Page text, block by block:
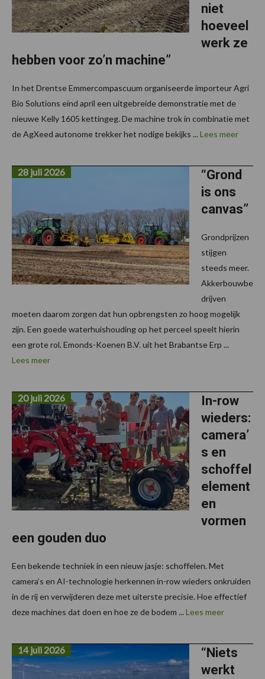
niet
hoeveel
werk ze
hebben voor zo’n machine”
In het Drentse Emmercompascuum organiseerde importeur Agri
Bio Solutions eind april een uitgebreide demonstratie met de
nieuwe Kelly 1605 kettingeg. De machine trok in combinatie met
de AgXeed autonome trekker het nodige bekijks ... Lees meer
“Grond
is ons
canvas”
28 juli 2026
Grondprijzen
stijgen
steeds meer.
Akkerbouwbe
drijven
moeten daarom zorgen dat hun opbrengsten zo hoog mogelijk
zijn. Een goede waterhuishouding op het perceel speelt hierin
een grote rol. Emonds-Koenen B.V. uit het Brabantse Erp ...
Lees meer
In-row
wieders:
camera’
s en
schoffel
element
en
vormen
een gouden duo
20 juli 2026
Een bekende techniek in een nieuw jasje: schoffelen. Met
camera’s en AI-technologie herkennen in-row wieders onkruiden
in de rij en verwijderen deze met uiterste precisie. Hoe effectief
deze machines dat doen en hoe ze de bodem ... Lees meer
“Niets
werkt
14 juli 2026